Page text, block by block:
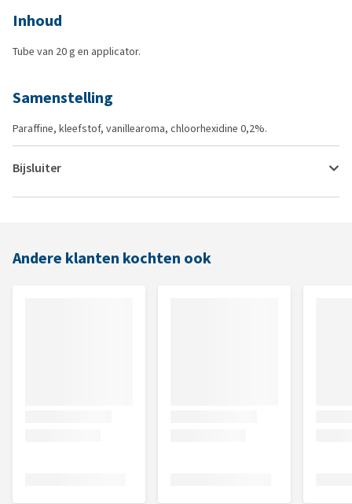
Inhoud
Tube van 20 g en applicator.
Samenstelling
Paraffine, kleefstof, vanillearoma, chloorhexidine 0,2%.
Bijsluiter
Andere klanten kochten ook